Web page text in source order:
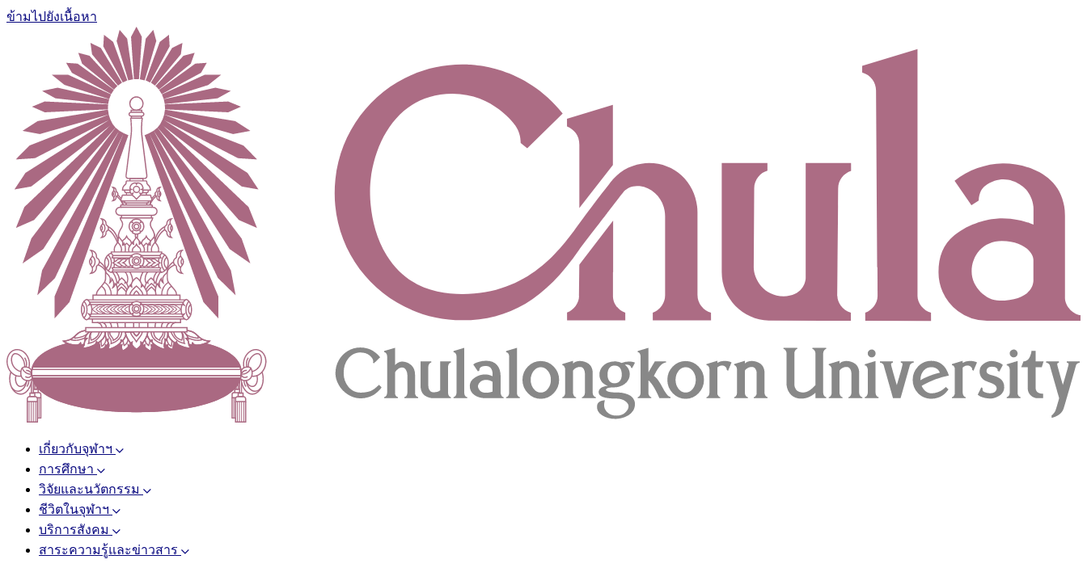
ข้ามไปยังเนื้อหา
เกี่ยวกับจุฬาฯ
การศึกษา
วิจัยและนวัตกรรม
ชีวิตในจุฬาฯ
บริการสังคม
สาระความรู้และข่าวสาร